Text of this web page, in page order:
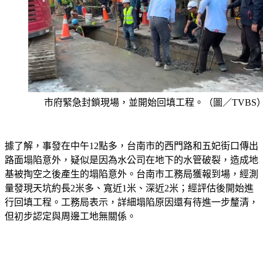
市府緊急封鎖現場，並開始回填工程。（圖／TVBS
據了解，事發在中午12點多，台南市的西門路和五妃街口傳出
路面塌陷意外，疑似是因為水公司在地下的水管破裂，造成地
基被掏空之後產生的塌陷意外。台南市工務局獲報到場，經測
量發現天坑約長2米多、寬近1米、深近2米；經評估後開始進
行回填工程。工務局表示，詳細塌陷原因還有待進一步釐清，
但初步認定與周邊工地無關係。